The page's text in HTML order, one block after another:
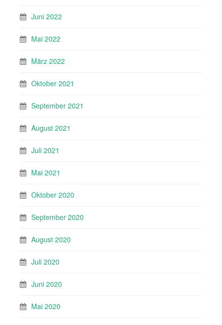
Juni 2022
Mai 2022
März 2022
Oktober 2021
September 2021
August 2021
Juli 2021
Mai 2021
Oktober 2020
September 2020
August 2020
Juli 2020
Juni 2020
Mai 2020